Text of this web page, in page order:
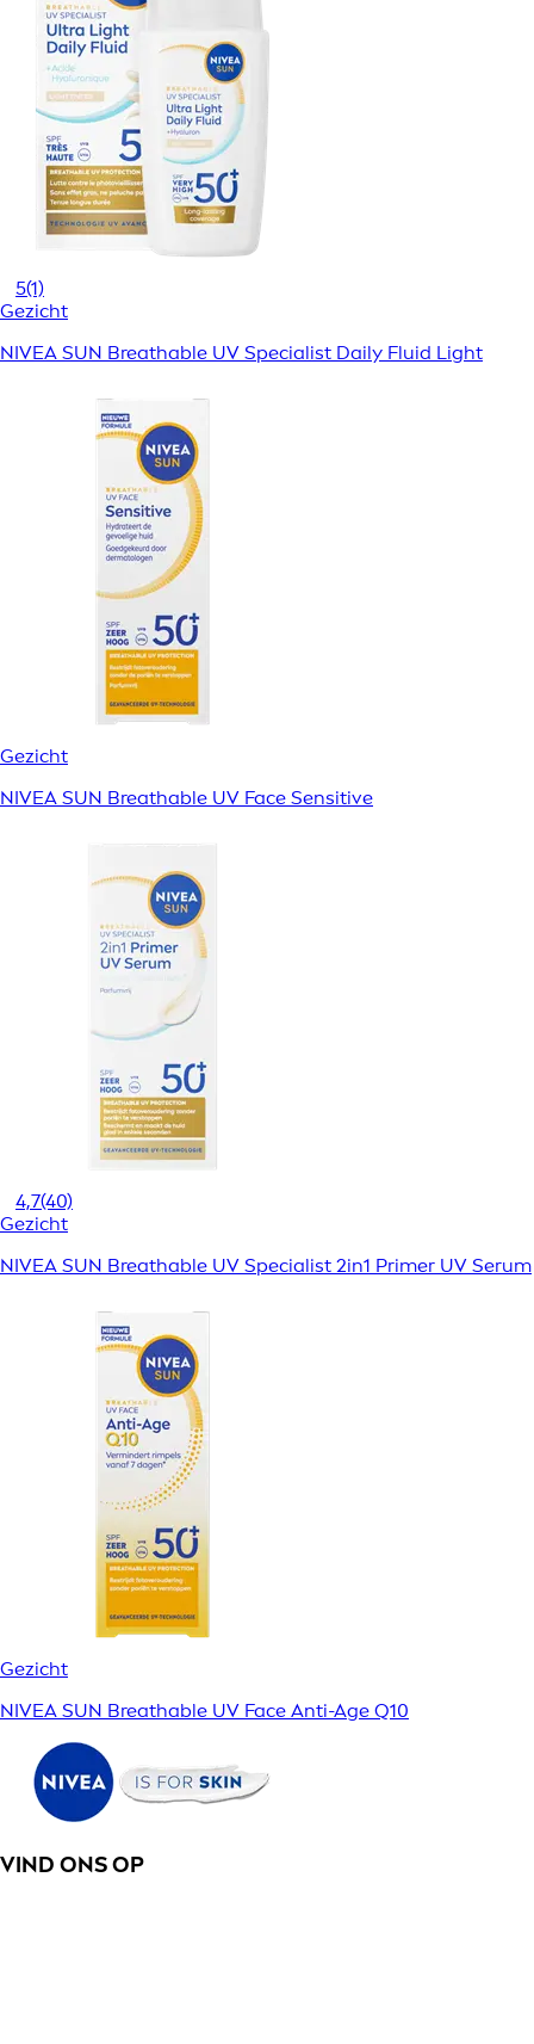
5(1)
Gezicht
NIVEA SUN Breathable UV Specialist Daily Fluid Light
Gezicht
NIVEA SUN Breathable UV Face Sensitive
4,7(40)
Gezicht
NIVEA SUN Breathable UV Specialist 2in1 Primer UV Serum
Gezicht
NIVEA SUN Breathable UV Face Anti-Age Q10
VIND ONS OP